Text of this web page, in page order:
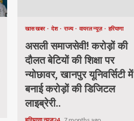
खास खबर देश राज्य वायरल न्यूज़ हरियाणा
असली समाजसेवी! करोड़ों की
दौलत बेटियों की शिक्षा पर
न्योछावर, खानपुर यूनिवर्सिटी में
बनाई करोड़ों की डिजिटल
लाइब्रेरी..